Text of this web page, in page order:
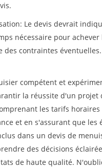
Le devis devrait
nécessaire pour achever
des contraintes éventuelles.
compétent et
la réussite d'un projet
les tarifs horaires
et en s'assurant que les
dans un devis de
des décisions
de haute qualité.